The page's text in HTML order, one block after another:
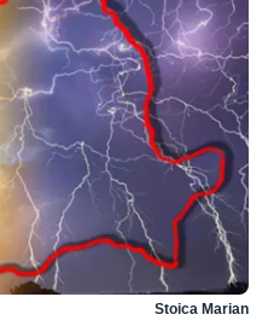
Stoica Marian